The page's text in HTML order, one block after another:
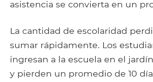
asistencia se convierta en un
La cantidad de escolaridad
sumar rápidamente. Los
ingresan a la escuela en el
y pierden un promedio de 10